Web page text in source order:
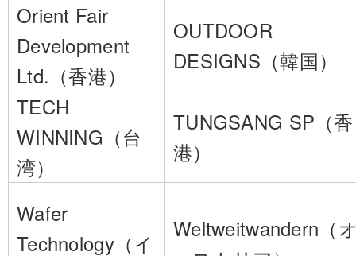
Orient Fair
Development
Ltd.（香港）
OUTDOOR
DESIGNS（韓国）
TECH
WINNING（台
湾）
TUNGSANG SP（香
港）
Wafer
Technology（イ
Weltweitwandern（